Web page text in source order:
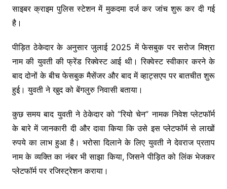
साइबर क्राइम पुलिस स्टेशन में मुकदमा दर्ज कर जांच शुरू कर दी गई
है।
पीड़ित ठेकेदार के अनुसार जुलाई 2025 में फेसबुक पर सरोज मिश्रा
नाम की युवती की फ्रेंड रिक्वेस्ट आई थी। रिक्वेस्ट स्वीकार करने के
बाद दोनों के बीच फेसबुक मैसेंजर और बाद में व्हाट्सएप पर बातचीत शुरू
हुई। युवती ने खुद को बेंगलुरु निवासी बताया।
कुछ समय बाद युवती ने ठेकेदार को “रियो चेन” नामक निवेश प्लेटफॉर्म
के बारे में जानकारी दी और दावा किया कि उसे इस प्लेटफॉर्म से लाखों
रुपये का लाभ हुआ है। भरोसा दिलाने के लिए युवती ने देवराज प्रताप
नाम के व्यक्ति का नंबर भी साझा किया, जिसने पीड़ित को लिंक भेजकर
प्लेटफॉर्म पर रजिस्ट्रेशन कराया।